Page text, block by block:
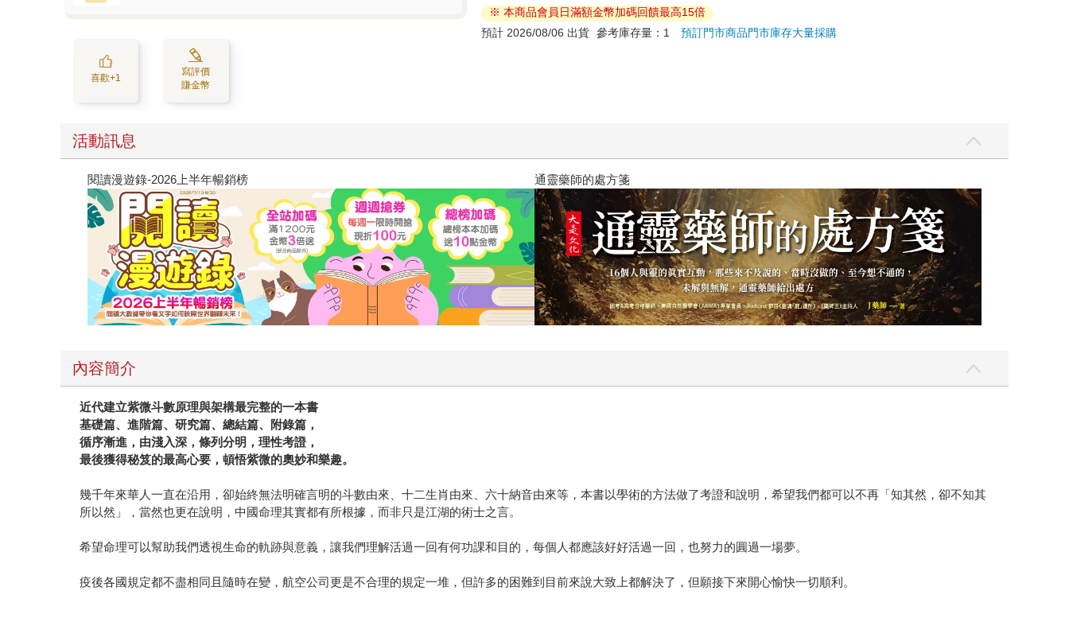
喜歡+1
寫評價
賺金幣
※ 本商品會員日滿額金幣加碼回饋最高15倍
預計 2026/08/06 出貨 參考庫存量：1預訂門市商品門市庫存大量採購
活動訊息
閱讀漫遊錄-2026上半年暢銷榜 通靈藥師的處方箋
內容簡介
近代建立紫微斗數原理與架構最完整的一本書
基礎篇、進階篇、研究篇、總結篇、附錄篇，
循序漸進，由淺入深，條列分明，理性考證，
最後獲得秘笈的最高心要，頓悟紫微的奧妙和樂趣。
幾千年來華人一直在沿用，卻始終無法明確言明的斗數由來、十二生肖由來、六十納音由來等，本書以學術的方法做了考證和說明，希望我們都可以不再「知其然，卻不知其
所以然」，當然也更在說明，中國命理其實都有所根據，而非只是江湖的術士之言。
希望命理可以幫助我們透視生命的軌跡與意義，讓我們理解活過一回有何功課和目的，每個人都應該好好活過一回，也努力的圓過一場夢。
疫後各國規定都不盡相同且隨時在變，航空公司更是不合理的規定一堆，但許多的困難到目前來說大致上都解決了，但願接下來開心愉快一切順利。